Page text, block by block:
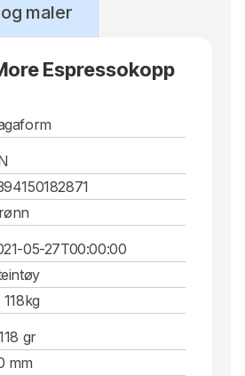
maler
Espressokopp
05-27T00:00:00
gr
mm